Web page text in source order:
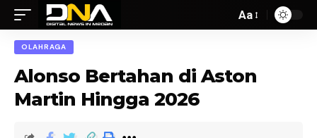
Aa
OLAHRAGA
Alonso Bertahan di Aston
Martin Hingga 2026